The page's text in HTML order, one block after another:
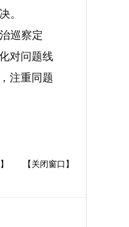
。
巡察定
对问题线
注重同题
【关闭窗口】